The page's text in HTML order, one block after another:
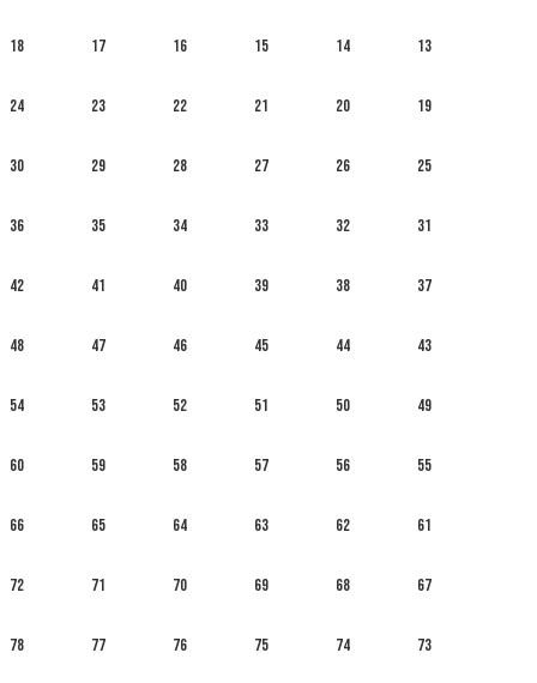
13
14
15
16
17
18
19
20
21
22
23
24
25
26
27
28
29
30
31
32
33
34
35
36
37
38
39
40
41
42
43
44
45
46
47
48
49
50
51
52
53
54
55
56
57
58
59
60
61
62
63
64
65
66
67
68
69
70
71
72
73
74
75
76
77
78